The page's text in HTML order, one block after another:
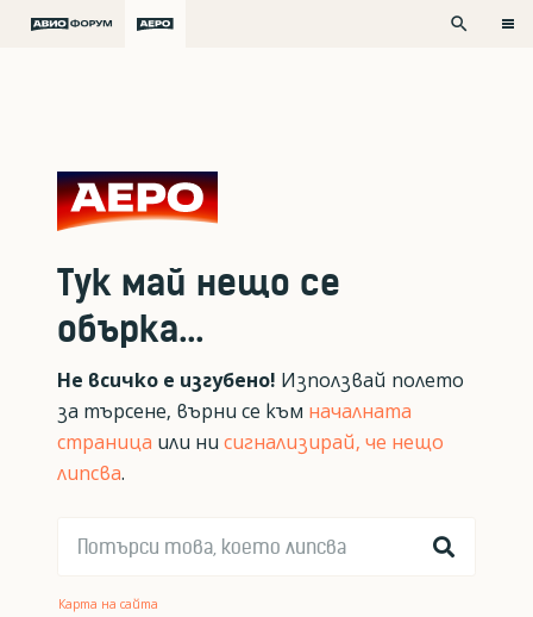
search
Тук май нещо се
обърка...
Не всичко е изгубено! Използвай полето
за търсене, върни се към началната
страница или ни сигнализирай, че нещо
липсва.
Карта на сайта